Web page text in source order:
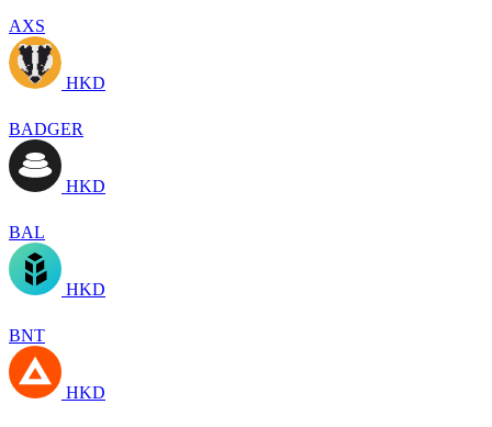
AXS
HKD
BADGER
HKD
BAL
HKD
BNT
HKD